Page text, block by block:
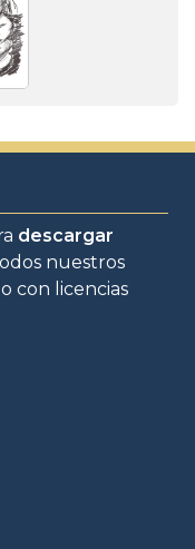
descargar
nuestros
con licencias